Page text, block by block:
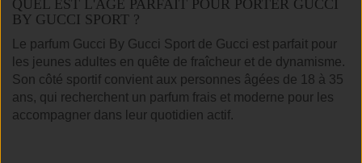
QUEL EST L'ÂGE PARFAIT POUR PORTER GUCCI
BY GUCCI SPORT ?
Le parfum Gucci By Gucci Sport de Gucci est parfait pour
les jeunes adultes en quête de fraîcheur et de dynamisme.
Son côté sportif convient aux personnes âgées de 18 à 35
ans, qui recherchent un parfum frais et moderne pour les
accompagner dans leur quotidien actif.